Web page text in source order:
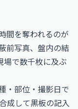
間を奪われるのが
前写真、盤内の結
場で数千枚に及ぶ
・部位・撮影日で
成して黒板の記入